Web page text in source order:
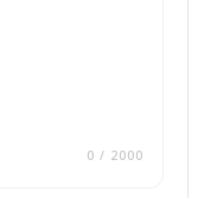
0 / 2000